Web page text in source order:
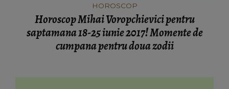
HOROSCOP
Horoscop Mihai Voropchievici pentru
saptamana 18-25 iunie 2017! Momente de
cumpana pentru doua zodii